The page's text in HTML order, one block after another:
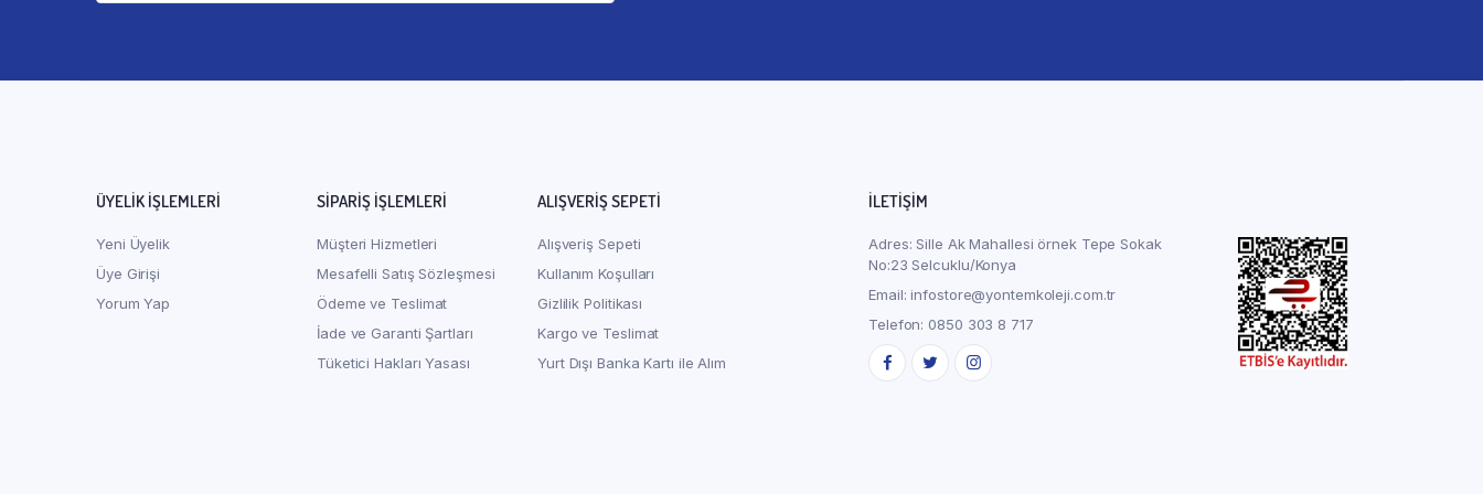
ÜYELİK İŞLEMLERİ
Yeni Üyelik
Üye Girişi
Yorum Yap
SIPARIŞ İŞLEMLERI
Müşteri Hizmetleri
Mesafelli Satış Sözleşmesi
Ödeme ve Teslimat
İade ve Garanti Şartları
Tüketici Hakları Yasası
ALIŞVERIŞ SEPETI
Alışveriş Sepeti
Kullanım Koşulları
Gizlilik Politikası
Kargo ve Teslimat
Yurt Dışı Banka Kartı ile Alım
İLETİŞİM
Adres: Sille Ak Mahallesi örnek Tepe Sokak
No:23 Selcuklu/Konya
Email: infostore@yontemkoleji.com.tr
Telefon: 0850 303 8 717